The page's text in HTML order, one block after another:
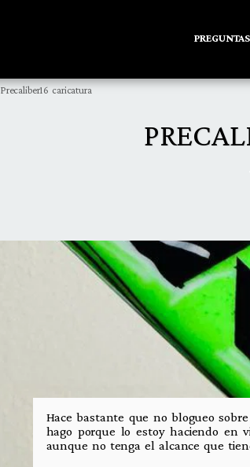
Precaliber16 caricatura
Hace bastante que no blogueo
hago porque lo estoy haciendo en
aunque no tenga el alcance que